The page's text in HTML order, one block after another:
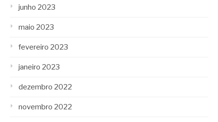
junho 2023
maio 2023
fevereiro 2023
janeiro 2023
dezembro 2022
novembro 2022